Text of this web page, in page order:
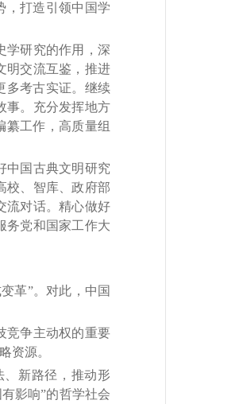
，打造引领中国学
研究的作用，深
明交流互鉴，推进
多考古实证。继续
事。充分发挥地方
纂工作，高质量组
国古典文明研究
校、智库、政府部
流对话。精心做好
务党和国家工作大
革”。对此，中国
争主动权的重要
资源。
新路径，推动形
影响”的哲学社会